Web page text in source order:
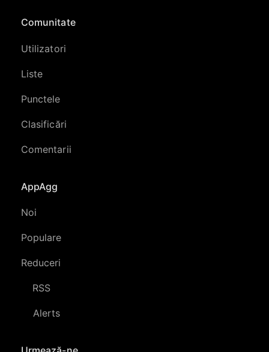
Comunitate
Utilizatori
Liste
Punctele
Clasificări
Comentarii
AppAgg
Noi
Populare
Reduceri
RSS
Alerts